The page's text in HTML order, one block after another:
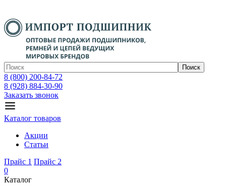
Поиск
8 (800) 200-84-72
8 (928) 884-30-90
Заказать звонок
Каталог товаров
Акции
Статьи
Прайс 1 Прайс 2
0
Каталог